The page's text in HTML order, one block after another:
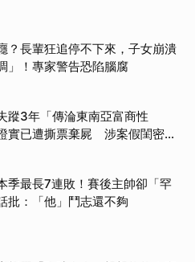
？長輩狂追停不下來，子女崩潰
」！專家警告恐陷腦腐
蹤3年「傳淪東南亞富商性
實已遭撕票棄屍 涉案假閨密近
季最長7連敗！賽後主帥卻「罕
批：「他」鬥志還不夠